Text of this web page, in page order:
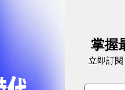
掌握
立即訂